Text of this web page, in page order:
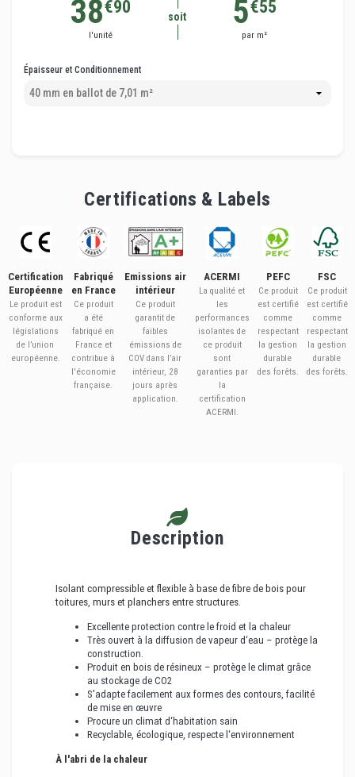
soit
38€90
l'unité
5€55
par m²
Épaisseur et Conditionnement
Certifications & Labels
Certification
Européenne
Le produit est
conforme aux
législations
de l’union
européenne.
Fabriqué
en France
Ce produit
a été
fabriqué en
France et
contribue à
l'économie
française.
Emissions air
intérieur
Ce produit
garantit de
faibles
émissions de
COV dans l’air
intérieur, 28
jours après
application.
ACERMI
La qualité et
les
performances
isolantes de
ce produit
sont
garanties par
la
certification
ACERMI.
PEFC
Ce produit
est certifié
comme
respectant
la gestion
durable
des forêts.
FSC
Ce produit
est certifié
comme
respectant
la gestion
durable
des forêts.
Description
Isolant compressible et flexible à base de fibre de bois pour
toitures, murs et planchers entre structures.
Excellente protection contre le froid et la chaleur
Très ouvert à la diffusion de vapeur d‘eau – protège la
construction.
Produit en bois de résineux – protège le climat grâce
au stockage de CO2
S'adapte facilement aux formes des contours, facilité
de mise en œuvre
Procure un climat d‘habitation sain
Recyclable, écologique, respecte l‘environnement
À l'abri de la chaleur